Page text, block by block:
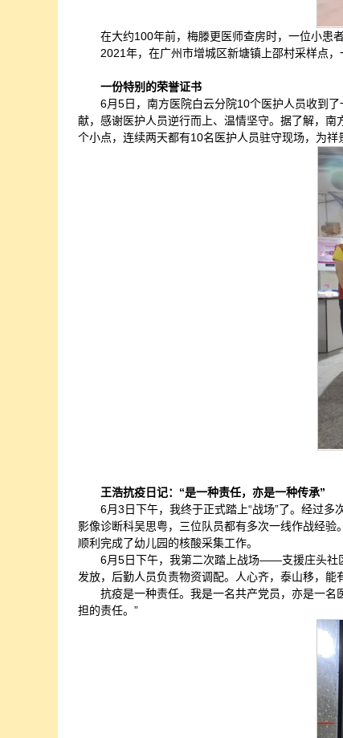
在大约100年前，梅滕更医师查房时，一位小患
2021年，在广州市增城区新塘镇上邵村采样点
一份特别的荣誉证书
6月5日，南方医院白云分院10个医护人员收到
献，感谢医护人员逆行而上、温情坚守。据了解，
个小点，连续两天都有10名医护人员驻守现场，为
王浩抗疫日记：“是一种责任，亦是一种传承”
6月3日下午，我终于正式踏上“战场”了。经过
影像诊断科吴思粤，三位队员都有多次一线作战经
顺利完成了幼儿园的核酸采集工作。
6月5日下午，我第二次踏上战场——支援庄头社
发放，后勤人员负责物资调配。人心齐，泰山移，能
抗疫是一种责任。我是一名共产党员，亦是一
担的责任。”